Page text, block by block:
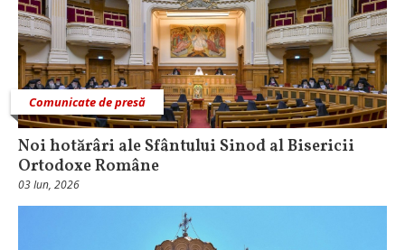
Comunicate de presă
Noi hotărâri ale Sfântului Sinod al Bisericii
Ortodoxe Române
03 Iun, 2026